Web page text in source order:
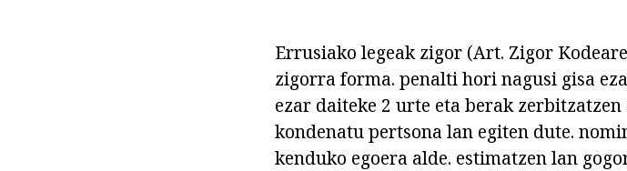
Errusiako legeak zigor (Art. Zigor
zigorra forma. penalti hori nagusi gisa
ezar daiteke 2 urte eta berak
kondenatu pertsona lan egiten dute.
kenduko egoera alde. estimatzen lan